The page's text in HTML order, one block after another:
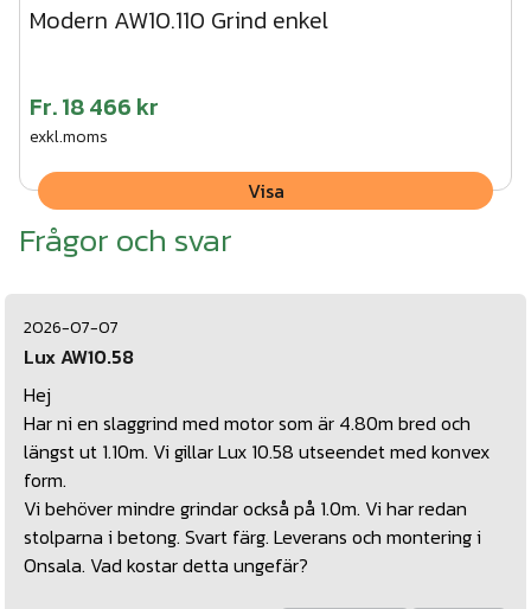
Modern AW10.110 Grind enkel
Fr.18 466 kr
exkl.moms
Visa
Frågor och svar
2026-07-07
Lux AW10.58
Hej
Har ni en slaggrind med motor som är 4.80m bred och
längst ut 1.10m. Vi gillar Lux 10.58 utseendet med konvex
form.
Vi behöver mindre grindar också på 1.0m. Vi har redan
stolparna i betong. Svart färg. Leverans och montering i
Onsala. Vad kostar detta ungefär?